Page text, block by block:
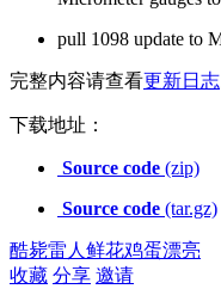
pull 1098 update to
完整内容请查看更新日志
下载地址：
Source code (zip)
Source code (tar.gz)
酷毙雷人 鲜花鸡蛋漂亮
收藏 分享 邀请